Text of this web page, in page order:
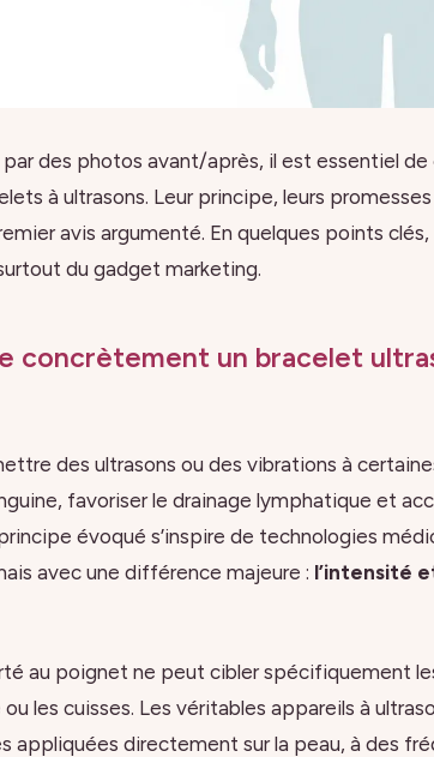
des photos avant/après, il est essentiel
à ultrasons. Leur principe, leurs
avis argumenté. En quelques points clés,
du gadget marketing.
concrètement un bracelet
des ultrasons ou des vibrations à
favoriser le drainage lymphatique et
évoqué s’inspire de technologies
avec une différence majeure : l’intensité
au poignet ne peut cibler spécifiquement
les cuisses. Les véritables appareils à
appliquées directement sur la peau, à des